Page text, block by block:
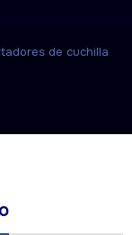
de cuchilla